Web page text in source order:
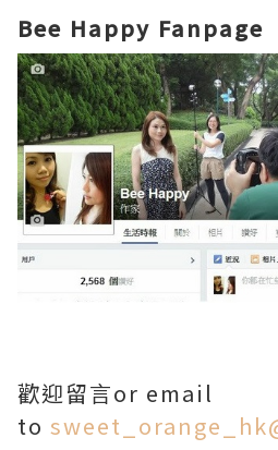
Bee Happy Fanpage
歡迎留言or email
to